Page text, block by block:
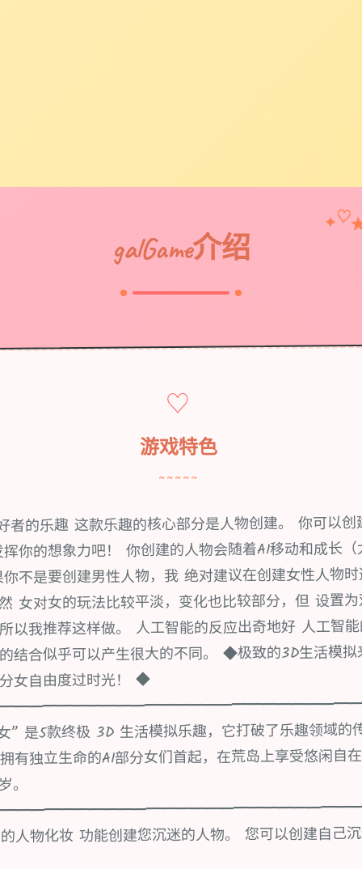
galGame介绍
✦♡
♡
游戏特色
~~~~~
者的乐趣 这款乐趣的核心部分是人物创建。 你可以
你的想象力吧！ 你创建的人物会随着AI移动和成长
不是要创建男性人物，我 绝对建议在创建女性人物
女对女的玩法比较平淡，变化也比较部分，但 设置
以我推荐这样做。 人工智能的反应出奇地好 人工智
结合似乎可以产生很大的不同。 ◆极致的3D生活模
女自由度过时光！ ◆
” 是5款终极 3D 生活模拟乐趣，它打破了乐趣领域的
有独立生命的AI部分女们首起，在荒岛上享受悠闲自
。
人物化妆 功能创建您沉迷的人物。 您可以创建自己